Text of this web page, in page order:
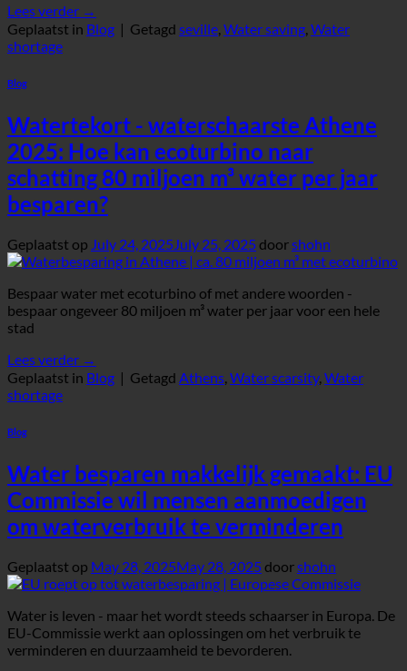
Lees verder →
Geplaatst in Blog | Getagd seville, Water saving, Water
shortage
Blog
Watertekort - waterschaarste Athene
2025: Hoe kan ecoturbino naar
schatting 80 miljoen m³ water per jaar
besparen?
Geplaatst op July 24, 2025 July 25, 2025 doorshohn
Bespaar water met ecoturbino of met andere woorden -
bespaar ongeveer 80 miljoen m³ water per jaar voor een hele
stad
Lees verder →
Geplaatst in Blog | Getagd Athens Water scarsity, Water
shortage
Blog
Water besparen makkelijk gemaakt: EU
Commissie wil mensen aanmoedigen
om waterverbruik te verminderen
Geplaatst op May 28, 2025May 28, 2025 doorshohn
Water is leven - maar het wordt steeds schaarser in Europa. De
EU-Commissie werkt aan oplossingen om het verbruik te
verminderen en duurzaamheid te bevorderen.